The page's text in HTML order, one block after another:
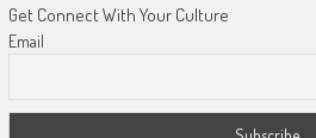
Get Connect With Your Culture
Email